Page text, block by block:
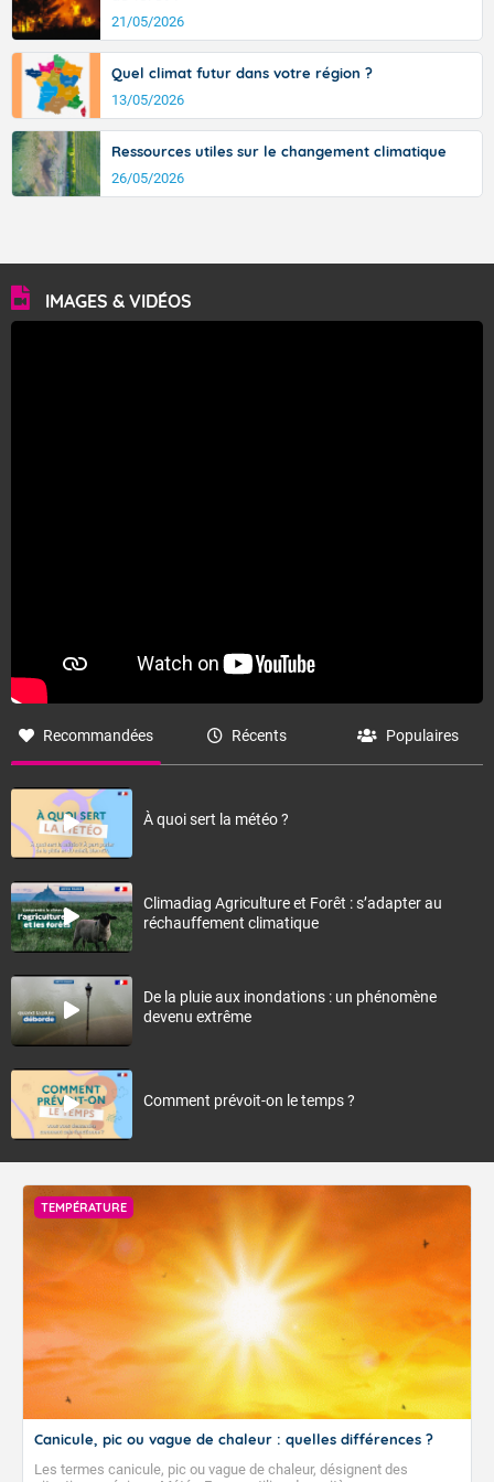
21/05/2026
Quel climat futur dans votre région ?
13/05/2026
Ressources utiles sur le changement climatique
26/05/2026
IMAGES & VIDÉOS
Recommandées Récents Populaires
À quoi sert la météo ?
Climadiag Agriculture et Forêt : s’adapter au
réchauffement climatique
De la pluie aux inondations : un phénomène
devenu extrême
Comment prévoit-on le temps ?
TEMPÉRATURE
Canicule, pic ou vague de chaleur : quelles différences ?
Les termes canicule, pic ou vague de chaleur, désignent des